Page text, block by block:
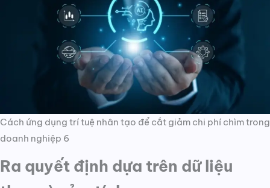
Cách ứng dụng trí tuệ nhân tạo để cắt giảm chi phí chìm trong
doanh nghiệp 6
Ra quyết định dựa trên dữ liệu